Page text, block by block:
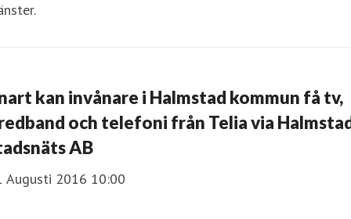
kan invånare i Halmstad kommun få tv,
och telefoni från Telia via
AB
Augusti 2016 10:00